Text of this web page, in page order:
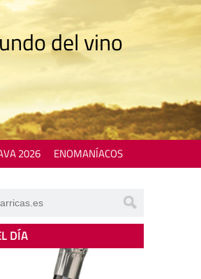
del vino
2026 ENOMANÍACOS
DÍA